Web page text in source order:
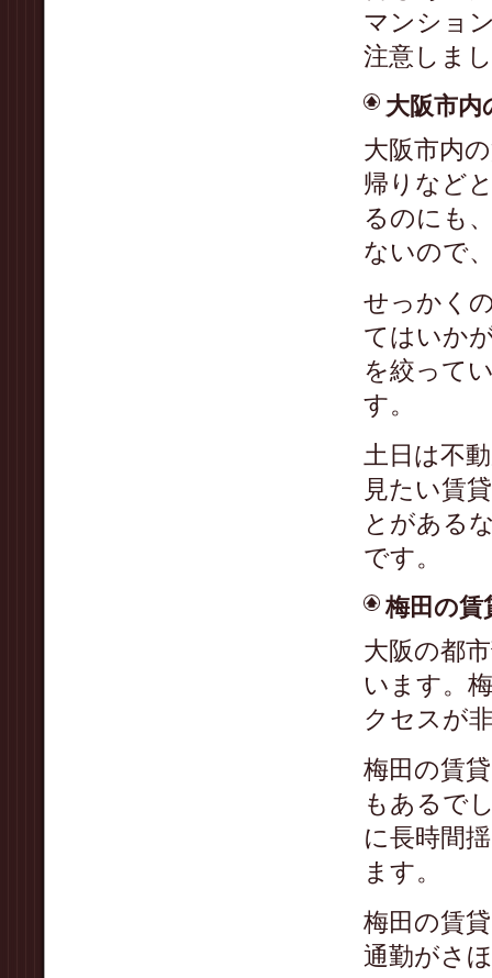
マンショ
注意しま
大阪市
大阪市内
帰りなど
るのにも
ないので
せっかく
てはいか
を絞って
す。
土日は不
見たい賃
とがある
です。
梅田の賃
大阪の都
います。
クセスが
梅田の賃貸
もあるで
に長時間
ます。
梅田の賃
通勤がさ